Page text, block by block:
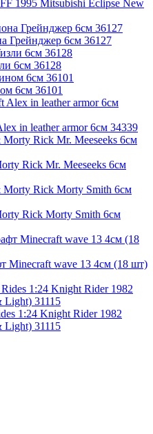
1995 Mitsubishi Eclipse New
Грейнджер 6см 36127
6см 36128
6см 36101
in leather armor 6см 34339
Rick Mr. Meeseeks 6см
Rick Morty Smith 6см
Minecraft wave 13 4см (18 шт)
1:24 Knight Rider 1982
Light) 31115